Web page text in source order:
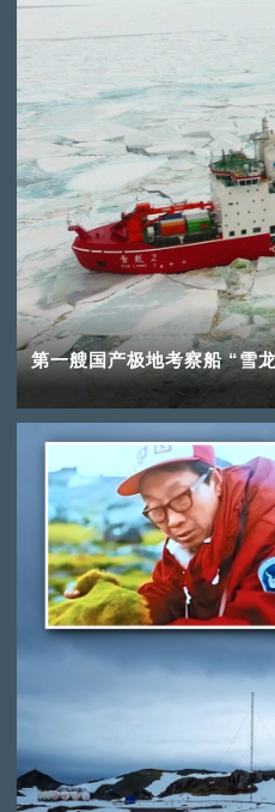
第一艘国产极地考察船 “雪